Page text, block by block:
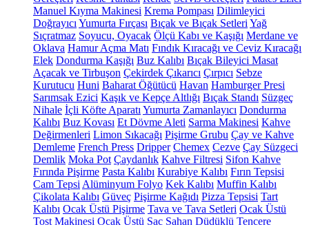
Manuel Kıyma Makinesi Krema Pompası Dilimleyici
Doğrayıcı Yumurta Fırçası Bıçak ve Bıçak Setleri Yağ
Sıçratmaz Soyucu, Oyacak Ölçü Kabı ve Kaşığı Merdane ve
Oklava Hamur Açma Matı Fındık Kıracağı ve Ceviz Kıracağı
Elek Dondurma Kaşığı Buz Kalıbı Bıçak Bileyici Masat
Açacak ve Tirbuşon Çekirdek Çıkarıcı Çırpıcı Sebze
Kurutucu Huni Baharat Öğütücü Havan Hamburger Presi
Sarımsak Ezici Kaşık ve Kepçe Altlığı Bıçak Standı Süzgeç
Nihale İçli Köfte Aparatı Yumurta Zamanlayıcı Dondurma
Kalıbı Buz Kovası Et Dövme Aleti Sarma Makinesi Kahve
Değirmenleri Limon Sıkacağı Pişirme Grubu Çay ve Kahve
Demleme French Press Dripper Chemex Cezve Çay Süzgeci
Demlik Moka Pot Çaydanlık Kahve Filtresi Sifon Kahve
Fırında Pişirme Pasta Kalıbı Kurabiye Kalıbı Fırın Tepsisi
Cam Tepsi Alüminyum Folyo Kek Kalıbı Muffin Kalıbı
Çikolata Kalıbı Güveç Pişirme Kağıdı Pizza Tepsisi Tart
Kalıbı Ocak Üstü Pişirme Tava ve Tava Setleri Ocak Üstü
Tost Makinesi Ocak Üstü Sac Sahan Düdüklü Tencere